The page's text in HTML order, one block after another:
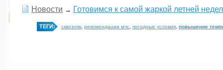
Новости → Готовимся к самой жаркой летней
ТЕГИ: сквозняк рекомендации мчс погодные условия повышение